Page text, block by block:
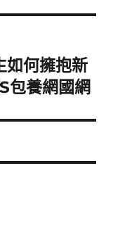
如何擁抱新
包養網國網